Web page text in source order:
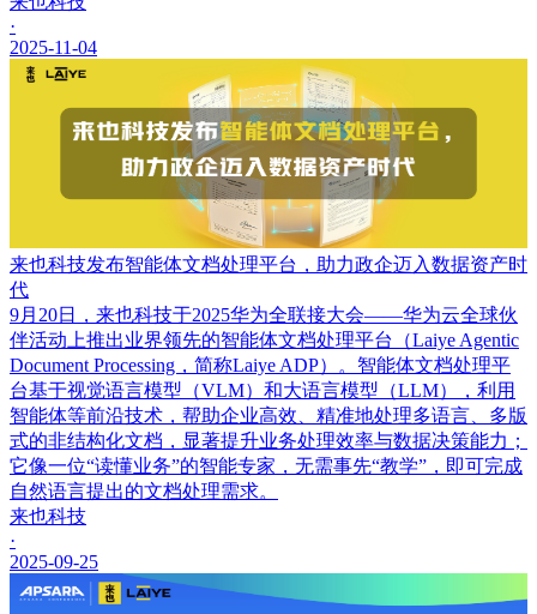
·
2025-11-04
来也科技发布智能体文档处理平台，助力政企迈入数据资产时
代
9月20日，来也科技于2025华为全联接大会——华为云全球伙
伴活动上推出业界领先的智能体文档处理平台（Laiye Agentic
Document Processing，简称Laiye ADP）。智能体文档处理平
台基于视觉语言模型（VLM）和大语言模型（LLM），利用
智能体等前沿技术，帮助企业高效、精准地处理多语言、多版
式的非结构化文档，显著提升业务处理效率与数据决策能力；
它像一位“读懂业务”的智能专家，无需事先“教学”，即可完成
自然语言提出的文档处理需求。
来也科技
·
2025-09-25